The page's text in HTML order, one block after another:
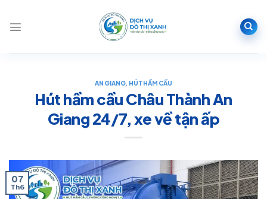
nội
AN GIANG, HÚT HẦM CẦU
Hút hầm cầu Châu Thành An
Giang 24/7, xe về tận ấp
07
Th6